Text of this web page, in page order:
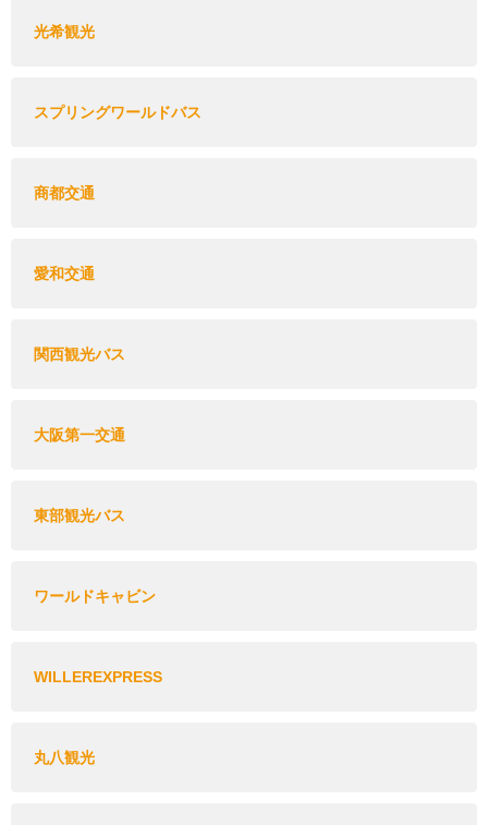
光希観光
スプリングワールドバス
商都交通
愛和交通
関西観光バス
大阪第一交通
東部観光バス
ワールドキャビン
WILLEREXPRESS
丸八観光